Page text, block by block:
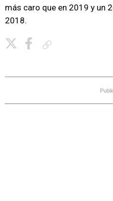
más caro que en 2019 y un
2018.